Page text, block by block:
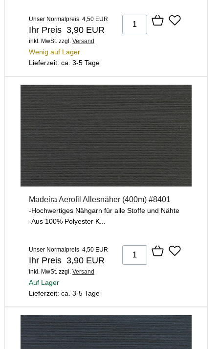
Unser Normalpreis 4,50 EUR
Ihr Preis 3,90 EUR
inkl. MwSt. zzgl. Versand
Wenig auf Lager
Lieferzeit: ca. 3-5 Tage
Madeira Aerofil Allesnäher (400m) #8401
-Hochwertiges Nähgarn für alle Stoffe und Nähte
-Aus 100% Polyester K...
Unser Normalpreis 4,50 EUR
Ihr Preis 3,90 EUR
inkl. MwSt. zzgl. Versand
Auf Lager
Lieferzeit: ca. 3-5 Tage